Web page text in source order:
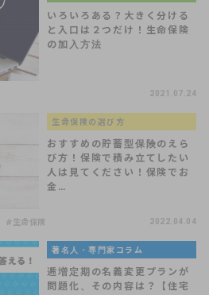
いろいろある？大きく分ける
と入口は２つだけ！生命保険
の加入方法
2021.07.24
生命保険の選び方
おすすめの貯蓄型保険のえら
び方！保険で積み立てしたい
人は見てください！保険でお
金…
#生命保険 2022.04.04
著名人・専門家コラム
逓増定期の名義変更プランが
問題化、その内容は？【住宅